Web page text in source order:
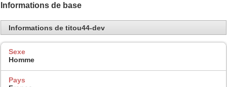
Informations de base
Informations de titou44-dev
Sexe
Homme
Pays